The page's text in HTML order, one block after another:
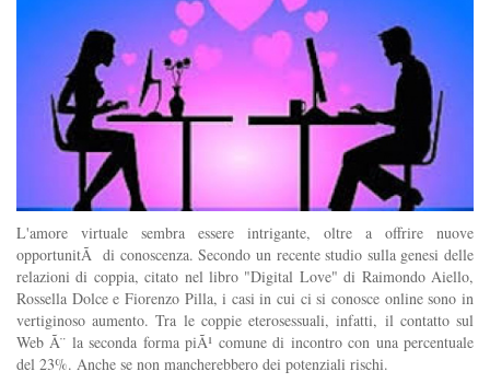
L'amore virtuale sembra essere intrigante, oltre a offrire nuove
opportunitÃ di conoscenza. Secondo un recente studio sulla genesi delle
relazioni di coppia, citato nel libro "Digital Love" di Raimondo Aiello,
Rossella Dolce e Fiorenzo Pilla, i casi in cui ci si conosce online sono in
vertiginoso aumento. Tra le coppie eterosessuali, infatti, il contatto sul
Web Ã¨ la seconda forma piÃ¹ comune di incontro con una percentuale
del 23%. Anche se non mancherebbero dei potenziali rischi.